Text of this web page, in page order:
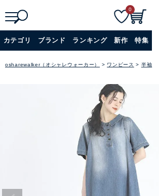
詳細検索
0
カテゴリ ブランド ランキング 新作 特集
osharewalker（オシャレウォーカー） ワンピース 半袖